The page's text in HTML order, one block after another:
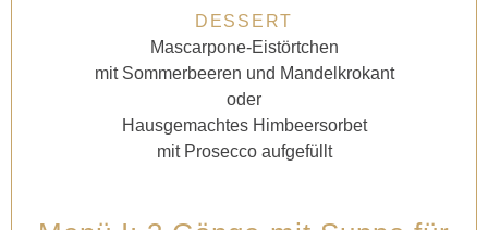
DESSERT
Mascarpone-Eistörtchen
mit Sommerbeeren und Mandelkrokant
oder
Hausgemachtes Himbeersorbet
mit Prosecco aufgefüllt